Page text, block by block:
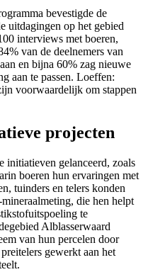
bevestigde de
uitdagingen op het gebied
interviews met boeren,
van de deelnemers van
en bijna 60% zag nieuwe
aan te passen. Loeffen:
voorwaardelijk om stappen
projecten
initiatieven gelanceerd, zoals
boeren hun ervaringen met
tuinders en telers konden
die hen helpt
te
Alblasserwaard
van hun percelen door
gewerkt aan het